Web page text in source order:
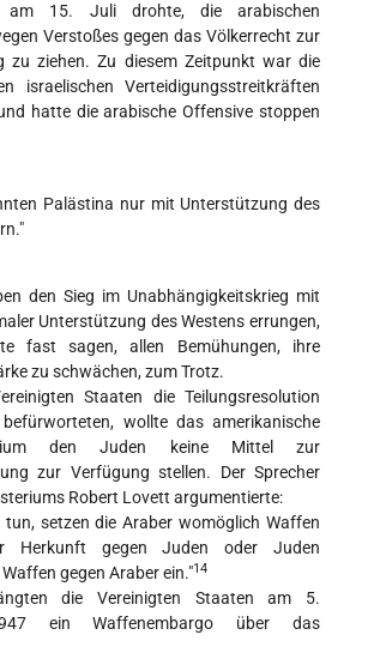
am 15. Juli drohte, die arabischen
Verstoßes gegen das Völkerrecht zur
zu ziehen. Zu diesem Zeitpunkt war die
israelischen Verteidigungsstreitkräften
hatte die arabische Offensive stoppen
Palästina nur mit Unterstützung des
den Sieg im Unabhängigkeitskrieg mit
Unterstützung des Westens errungen,
fast sagen, allen Bemühungen, ihre
zu schwächen, zum Trotz.
Staaten die Teilungsresolution
wollte das amerikanische
den Juden keine Mittel zur
zur Verfügung stellen. Der Sprecher
Robert Lovett argumentierte:
tun, setzen die Araber womöglich Waffen
Herkunft gegen Juden oder Juden
gegen Araber ein."14
die Vereinigten Staaten am 5.
ein Waffenembargo über das